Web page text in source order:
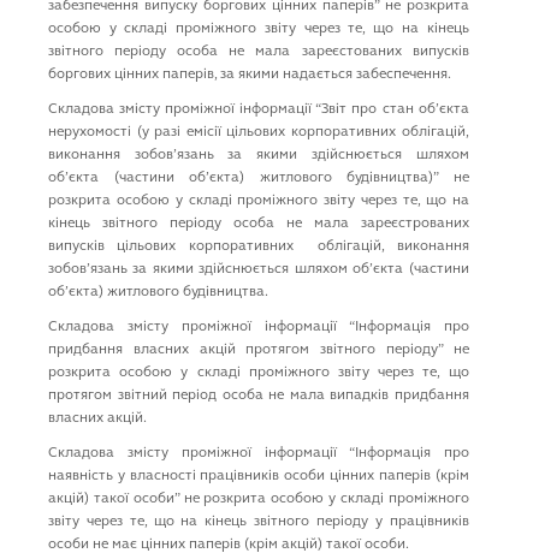
забезпечення випуску боргових цiнних паперiв” не розкрита
особою у складі проміжного звіту через те, що на кінець
звітного періоду особа не мала зареєстованих випусків
боргових цінних паперів, за якими надається забеспечення.
Складова змісту проміжної інформації “Звiт про стан об’єкта
нерухомостi (у разi емiсiї цiльових корпоративних облiгацiй,
виконання зобов’язань за якими здiйснюється шляхом
об’єкта (частини об’єкта) житлового будiвництва)” не
розкрита особою у складі проміжного звіту через те, що на
кінець звітного періоду особа не мала зареєстрованих
випусків цільових корпоративних облігацій, виконання
зобов’язань за якими здiйснюється шляхом об’єкта (частини
об’єкта) житлового будiвництва.
Складова змісту проміжної інформації “Iнформацiя про
придбання власних акцiй протягом звiтного перiоду” не
розкрита особою у складі проміжного звіту через те, що
протягом звітний період особа не мала випадків придбання
власних акцiй.
Складова змісту проміжної інформації “Iнформацiя про
наявнiсть у власностi працiвникiв особи цiнних паперiв (крiм
акцiй) такої особи” не розкрита особою у складі проміжного
звіту через те, що на кінець звітного періоду у працівників
особи не має цiнних паперiв (крiм акцiй) такої особи.